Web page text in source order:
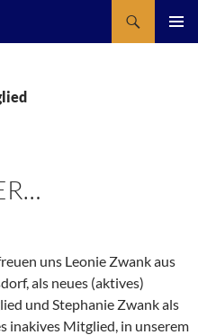
uns Leonie Zwank aus
als neues (aktives)
und Stephanie Zwank als
inakives Mitglied, in unserem